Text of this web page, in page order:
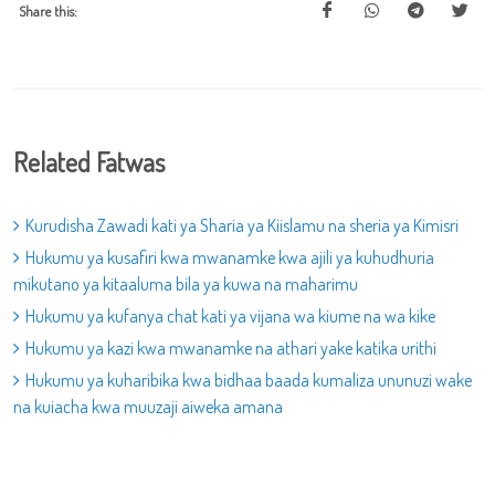
Share this:
Related Fatwas
Kurudisha Zawadi kati ya Sharia ya Kiislamu na sheria ya Kimisri
Hukumu ya kusafiri kwa mwanamke kwa ajili ya kuhudhuria
mikutano ya kitaaluma bila ya kuwa na maharimu
Hukumu ya kufanya chat kati ya vijana wa kiume na wa kike
Hukumu ya kazi kwa mwanamke na athari yake katika urithi
Hukumu ya kuharibika kwa bidhaa baada kumaliza ununuzi wake
na kuiacha kwa muuzaji aiweka amana